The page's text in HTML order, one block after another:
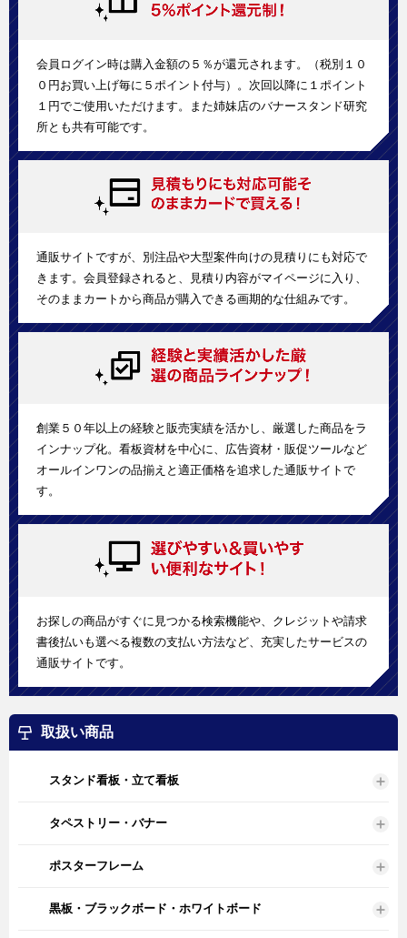
会員ログイン時は購入金額の５％が還元されます。（税別１０
０円お買い上げ毎に５ポイント付与）。次回以降に１ポイント
１円でご使用いただけます。また姉妹店のバナースタンド研究
所とも共有可能です。
通販サイトですが、別注品や大型案件向けの見積りにも対応で
きます。会員登録されると、見積り内容がマイページに入り、
そのままカートから商品が購入できる画期的な仕組みです。
創業５０年以上の経験と販売実績を活かし、厳選した商品をラ
インナップ化。看板資材を中心に、広告資材・販促ツールなど
オールインワンの品揃えと適正価格を追求した通販サイトで
す。
お探しの商品がすぐに見つかる検索機能や、クレジットや請求
書後払いも選べる複数の支払い方法など、充実したサービスの
通販サイトです。
取扱い商品
スタンド看板・立て看板
タペストリー・バナー
ポスターフレーム
黒板・ブラックボード・ホワイトボード